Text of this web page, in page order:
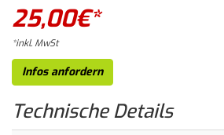
25,00€*
*inkl. MwSt
Infos anfordern
TechnischeDetails